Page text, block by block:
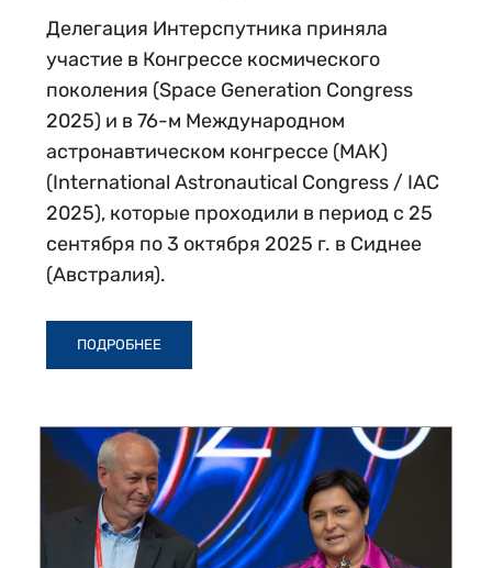
Делегация Интерспутника приняла
участие в Конгрессе космического
поколения (Space Generation Congress
2025) и в 76-м Международном
астронавтическом конгрессе (МАК)
(International Astronautical Congress / IAC
2025), которые проходили в период с 25
сентября по 3 октября 2025 г. в Сиднее
(Австралия).
ПОДРОБНЕЕ